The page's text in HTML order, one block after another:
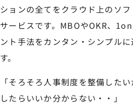
ションの全てをクラウド上のソ
サービスです。MBOやOKR、
ント手法をカンタン・シンプル
す。
「そろそろ人事制度を整備した
したらいいか分からない・・」